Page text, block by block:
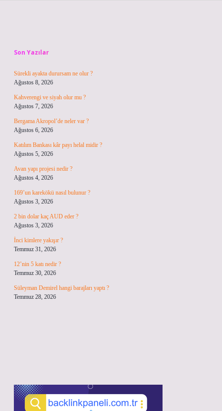
Son Yazılar
Sürekli ayakta durursam ne olur ?
Ağustos 8, 2026
Kahverengi ve siyah olur mu ?
Ağustos 7, 2026
Bergama Akropol’de neler var ?
Ağustos 6, 2026
Katılım Bankası kâr payı helal midir ?
Ağustos 5, 2026
Avan yapı projesi nedir ?
Ağustos 4, 2026
169’un karekökü nasıl bulunur ?
Ağustos 3, 2026
2 bin dolar kaç AUD eder ?
Ağustos 3, 2026
İnci kimlere yakışır ?
Temmuz 31, 2026
12’nin 5 katı nedir ?
Temmuz 30, 2026
Süleyman Demirel hangi barajları yaptı ?
Temmuz 28, 2026